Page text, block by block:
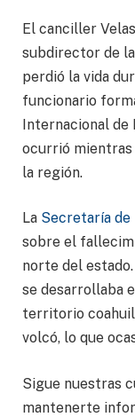
El canciller
subdirector de la
perdió la vida
funcionario
Internacional de
ocurrió mientras
la región.
La Secretaría de
sobre el
norte del
se desarrollaba
territorio
volcó, lo que
Sigue nuestras
mantenerte